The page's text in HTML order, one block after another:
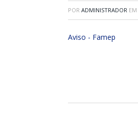
POR ADMINISTRADOR EM
Aviso - Famep